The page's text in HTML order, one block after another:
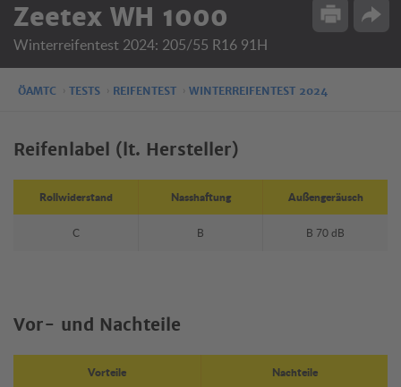
Zeetex WH 1000
Winterreifentest 2024: 205/55 R16 91H
Drucken
ÖAMTC TESTS REIFENTEST WINTERREIFENTEST 2024
Reifenlabel (lt. Hersteller)
Rollwiderstand Nasshaftung Außengeräusch
C B B 70 dB
Vor- und Nachteile
Vorteile Nachteile